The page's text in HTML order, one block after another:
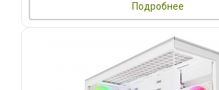
Подробнее